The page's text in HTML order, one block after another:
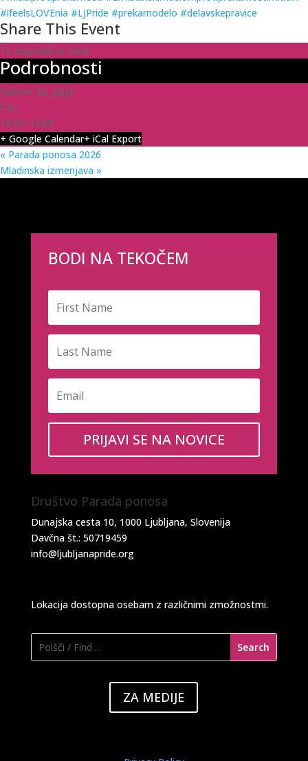
#ifeelsLOVEnia #LJPride #prekarnodelo #delavskepravice
Share This Event
Ta dogodek je minil.
Podrobnosti
Datum: 25. julija
Čas:
10:00–15:00
+ Google Calendar+ iCal Export
« Parada ponosa 2026
Mladinska izmenjava »
BODI NA TEKOČEM
PRIJAVI SE NA NOVICE
Društvo Parada ponosa
Dunajska cesta 10, 1000 Ljubljana, Slovenija
Davčna št.: 50719459
info@ljubljanapride.org
Lokacija dostopna osebam z različnimi zmožnostmi.
ZA MEDIJE